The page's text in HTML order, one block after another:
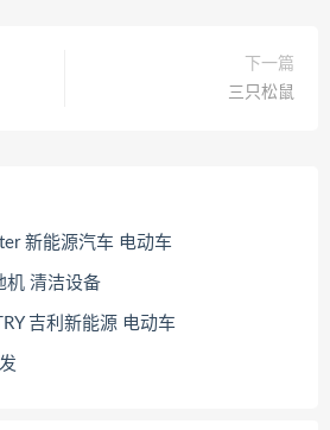
下一篇
三只松鼠
新能源汽车 电动车
机 清洁设备
吉利新能源 电动车